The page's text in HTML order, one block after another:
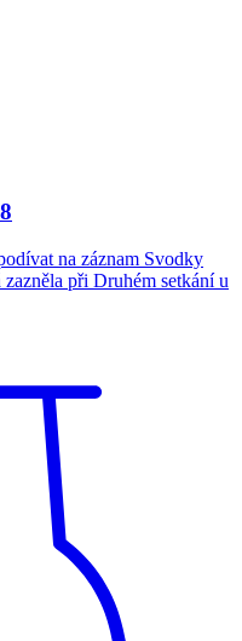
na záznam Svodky
při Druhém setkání u